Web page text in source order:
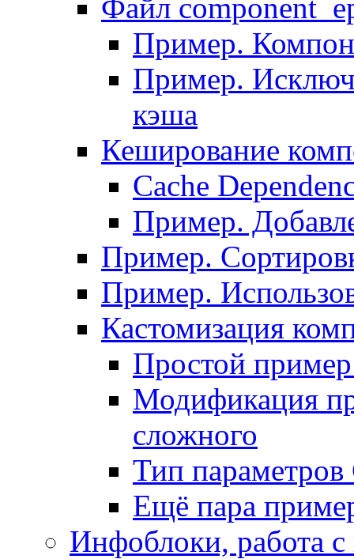
Файл
Пример.
Пример.
кэша
Кеширование
Сache
Пример.
Пример.
Пример.
Кастомизация
Простой
Модификация
сложного
Тип
Ещё пара
Инфоблоки, работа